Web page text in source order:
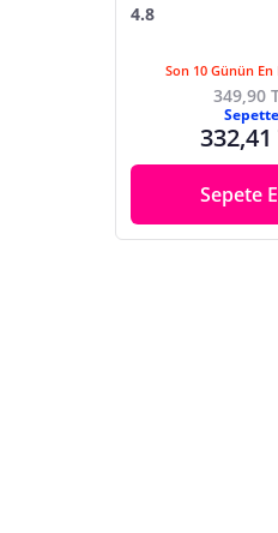
4.8
Son 10 Günün En
349,90
Sepette
332,41
Sepete